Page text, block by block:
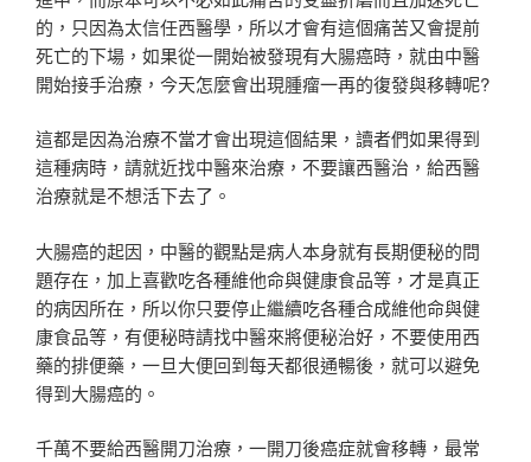
的，只因為太信任西醫學，所以才會有這個痛苦又會提前
死亡的下場，如果從一開始被發現有大腸癌時，就由中醫
開始接手治療，今天怎麼會出現腫瘤一再的復發與移轉呢?
這都是因為治療不當才會出現這個結果，讀者們如果得到
這種病時，請就近找中醫來治療，不要讓西醫治，給西醫
治療就是不想活下去了。
大腸癌的起因，中醫的觀點是病人本身就有長期便秘的問
題存在，加上喜歡吃各種維他命與健康食品等，才是真正
的病因所在，所以你只要停止繼續吃各種合成維他命與健
康食品等，有便秘時請找中醫來將便秘治好，不要使用西
藥的排便藥，一旦大便回到每天都很通暢後，就可以避免
得到大腸癌的。
千萬不要給西醫開刀治療，一開刀後癌症就會移轉，最常